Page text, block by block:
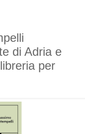
di Adria e
per